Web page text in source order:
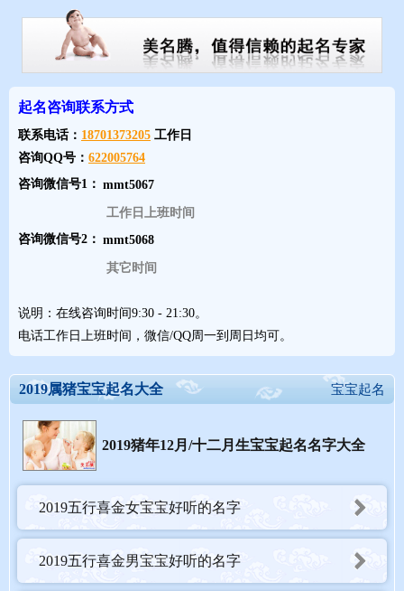
2019猪年12月/十二月生宝宝，除了有猪宝宝的通常的命运外，还
有其特殊的运势。其中一些习俗，大家可以参考下。
肖猪丑月(即阳历01月5/6日至02月4/5日)生：月煞有财粮，不
宜住祖场，难为妻子分，白手置田庄。
农历十二月出生的生肖猪上帝很喜欢和他们开玩笑，很多离奇
的事，不应该发生的事情总会发生在他们的身上，由此，他们的命
运坎坷，如果没有一定承受压力的人，很难得到渡过难关，命运的
幸运之门也不会为他们打开。
力，即会采取果断地行动去完成，他们天生富有侠义的心肠，好打
抱不平，是爽直的正人君子，充满了积极的行动力。但因心中所想
凡事若以温性调和为着眼点，当很少有失败之处，但也没有什么出
类拔萃的发展，有得意也有失意。这种人的运线，虽有天赐食禄，
无奈权力事业职务上易受阻，重信旁人言，立定注意，默默而做，
纵有是非阻碍，也会于无形中解除，若强硬抵抗，则易陷于僵局以
2019猪年12月/十二月生宝宝起名宜忌
起名咨询联系方式
联系电话： 18701373205 工作日
咨询QQ号： 622005764
咨询微信号1：
工作日上班时间
咨询微信号2：
其它时间
说明：在线咨询时间9:30 - 21:30。
电话工作日上班时间，微信/QQ周一到周日均可。
宝宝起名
2019属猪宝宝起名大全
2019猪年12月/十二月生宝宝起名名字大全
2019五行喜金女宝宝好听的名字
2019五行喜金男宝宝好听的名字